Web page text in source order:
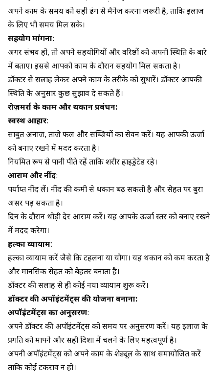
अपने काम के समय को सही ढंग से मैनेज करना जरूरी है, ताकि इलाज
के लिए भी समय मिल सके।
सहयोग मांगना:
अगर संभव हो, तो अपने सहयोगियों और वरिष्ठों को अपनी स्थिति के बारे
में बताएं। इससे आपको काम के दौरान सहयोग मिल सकता है।
डॉक्टर से सलाह लेकर अपने काम के तरीके को सुधारें। डॉक्टर आपकी
स्थिति के अनुसार कुछ सुझाव दे सकते हैं।
रोज़मर्रा के काम और थकान प्रबंधन:
स्वस्थ आहार:
साबुत अनाज, ताजे फल और सब्जियों का सेवन करें। यह आपकी ऊर्जा
को बनाए रखने में मदद करता है।
नियमित रूप से पानी पीते रहें ताकि शरीर हाइड्रेटेड रहे।
आराम और नींद:
पर्याप्त नींद लें। नींद की कमी से थकान बढ़ सकती है और सेहत पर बुरा
असर पड़ सकता है।
दिन के दौरान थोड़ी देर आराम करें। यह आपके ऊर्जा स्तर को बनाए रखने
में मदद करेगा।
हल्का व्यायाम:
हल्का व्यायाम करें जैसे कि टहलना या योगा। यह थकान को कम करता है
और मानसिक सेहत को बेहतर बनाता है।
डॉक्टर की सलाह से ही कोई नया व्यायाम शुरू करें।
डॉक्टर की अपॉइंटमेंट्स की योजना बनाना:
अपॉइंटमेंट्स का अनुसरण:
अपने डॉक्टर की अपॉइंटमेंट्स को समय पर अनुसरण करें। यह इलाज के
प्रगति को मापने और सही दिशा में चलने के लिए महत्वपूर्ण है।
अपनी अपॉइंटमेंट्स को अपने काम के शेड्यूल के साथ समायोजित करें
ताकि कोई टकराव न हो।